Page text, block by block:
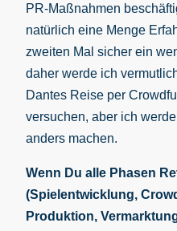
PR-Maßnahmen
natürlich eine Menge
zweiten Mal sicher ein
daher werde ich
Dantes Reise per
versuchen, aber ich
anders machen.
Wenn Du alle Phasen
(Spielentwicklung,
Produktion,